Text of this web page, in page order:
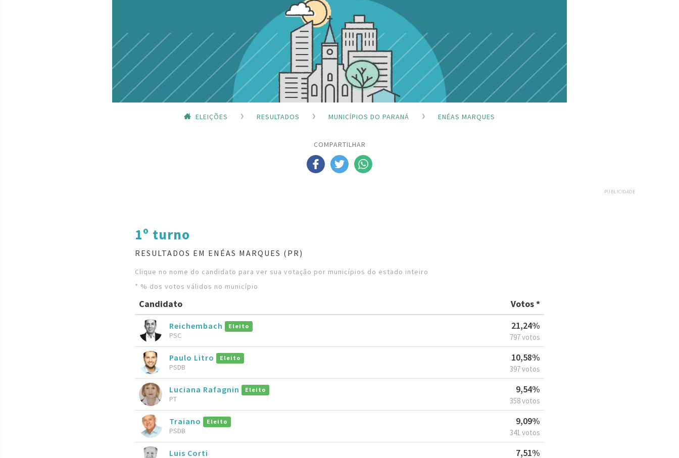
ELEIÇÕES RESULTADOS MUNICÍPIOS DO PARANÁ ENÉAS MARQUES
COMPARTILHAR
PUBLICIDADE
1º turno
RESULTADOS EM ENÉAS MARQUES (PR)
Clique no nome do candidato para ver sua votação por municípios do estado inteiro
* % dos votos válidos no município
Candidato Votos *
Reichembach Eleito
PSC
21,24%
797 votos
Paulo Litro Eleito
PSDB
10,58%
397 votos
Luciana Rafagnin Eleito
PT
9,54%
358 votos
Traiano Eleito
PSDB
9,09%
341 votos
Luis Corti 7,51%